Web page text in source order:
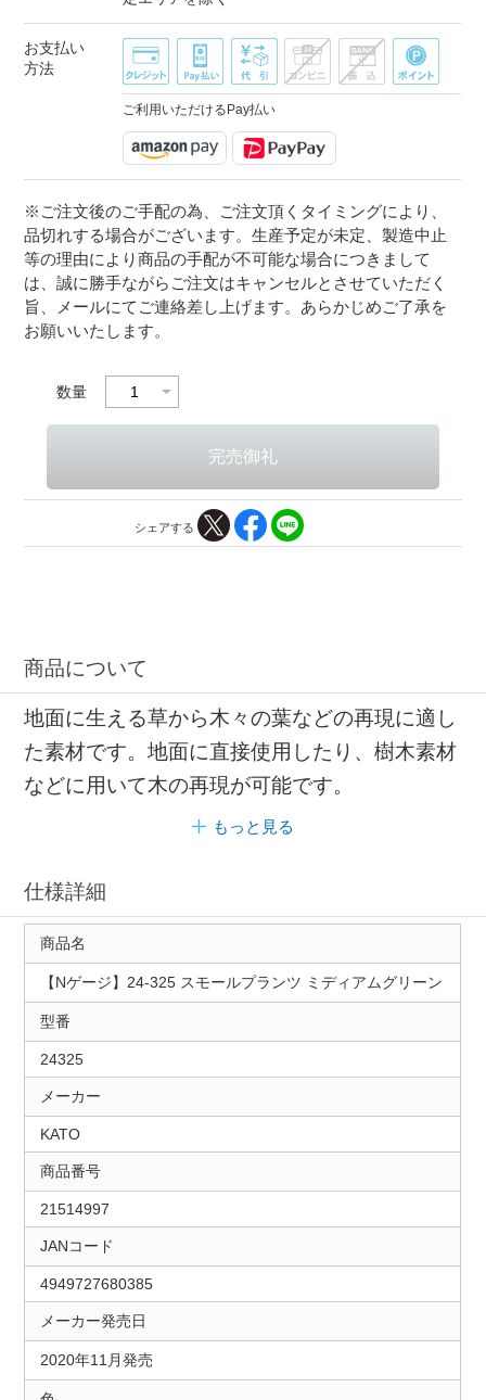
お支払い
方法
ご利用いただけるPay払い
※ご注文後のご手配の為、ご注文頂くタイミングにより、
品切れする場合がございます。生産予定が未定、製造中止
等の理由により商品の手配が不可能な場合につきまして
は、誠に勝手ながらご注文はキャンセルとさせていただく
旨、メールにてご連絡差し上げます。あらかじめご了承を
お願いいたします。
数量
シェアする
商品について
地面に生える草から木々の葉などの再現に適し
た素材です。地面に直接使用したり、樹木素材
などに用いて木の再現が可能です。
もっと見る
仕様詳細
商品名
【Nゲージ】24-325 スモールプランツ ミディアムグリーン
型番
24325
メーカー
KATO
商品番号
21514997
JANコード
4949727680385
メーカー発売日
2020年11月発売